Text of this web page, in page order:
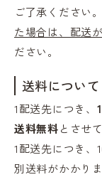
ご了承ください。
た場合は、配送
ださい。
送料について
1配送先につき、
送料無料とさせ
1配送先につき、
別送料がかかりま